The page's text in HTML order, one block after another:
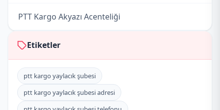
PTT Kargo Akyazı Acenteliği
PTT Kargo Araklı Müdürlüğü
PTT Kargo Arsin Müdürlüğü
PTT Kargo Ataköy Acenteliği
Etiketler
ptt kargo yaylacık şubesi
ptt kargo yaylacık şubesi adresi